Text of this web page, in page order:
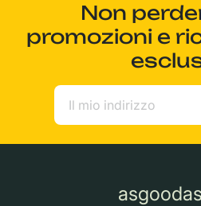
Non
promozioni e